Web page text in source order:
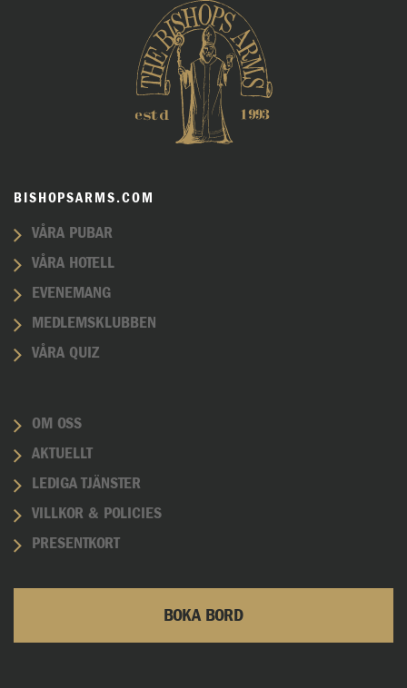
BISHOPSARMS.COM
VÅRA PUBAR
VÅRA HOTELL
EVENEMANG
MEDLEMSKLUBBEN
VÅRA QUIZ
OM OSS
AKTUELLT
LEDIGA TJÄNSTER
VILLKOR & POLICIES
PRESENTKORT
BOKA BORD